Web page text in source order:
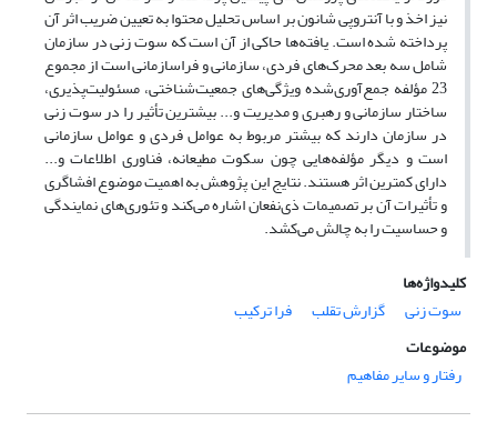
نیز اخذ و با آنتروپی شانون بر اساس تحلیل محتوا به تعیین ضریب اثر آن
پرداخته شده است. یافته‌ها حاکی از آن است که سوت زنی در سازمان
شامل سه بعد محرک‌های فردی، سازمانی و فراسازمانی است از مجموع
23 مؤلفه جمع‌آوری‌شده ویژگی‌های جمعیت‌شناختی، مسئولیت‌پذیری،
ساختار سازمانی و رهبری و مدیریت و... بیشترین تأثیر را در سوت زنی
در سازمان دارند که بیشتر مربوط به عوامل فردی و عوامل سازمانی
است و دیگر مؤلفه‌هایی چون سکوت مطیعانه، فناوری اطلاعات و...
دارای کمترین اثر هستند. نتایج این پژوهش به اهمیت موضوع افشاگری
و تأثیرات آن بر تصمیمات ذی‌نفعان اشاره می‌کند و تئوری‌های نمایندگی
و حساسیت را به چالش می‌کشد.
کلیدواژه‌ها
سوت زنی
گزارش تقلب
فرا ترکیب
موضوعات
رفتار و سایر مفاهیم